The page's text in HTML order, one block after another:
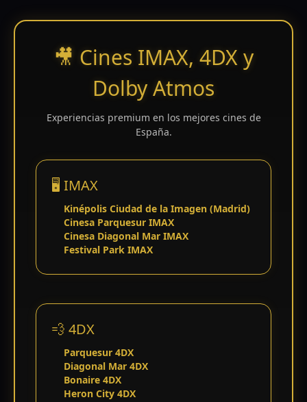
🎥 Cines IMAX, 4DX y
Dolby Atmos
Experiencias premium en los mejores cines de
España.
🖥️ IMAX
Kinépolis Ciudad de la Imagen (Madrid)
Cinesa Parquesur IMAX
Cinesa Diagonal Mar IMAX
Festival Park IMAX
💨 4DX
Parquesur 4DX
Diagonal Mar 4DX
Bonaire 4DX
Heron City 4DX